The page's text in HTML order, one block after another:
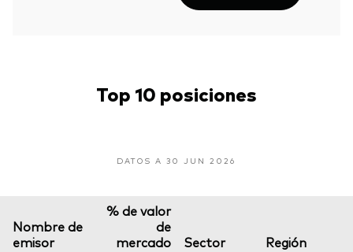
Top 10 posiciones
DATOS A 30 JUN 2026
Nombre de
emisor
% de valor
de
mercado
Sector
Región